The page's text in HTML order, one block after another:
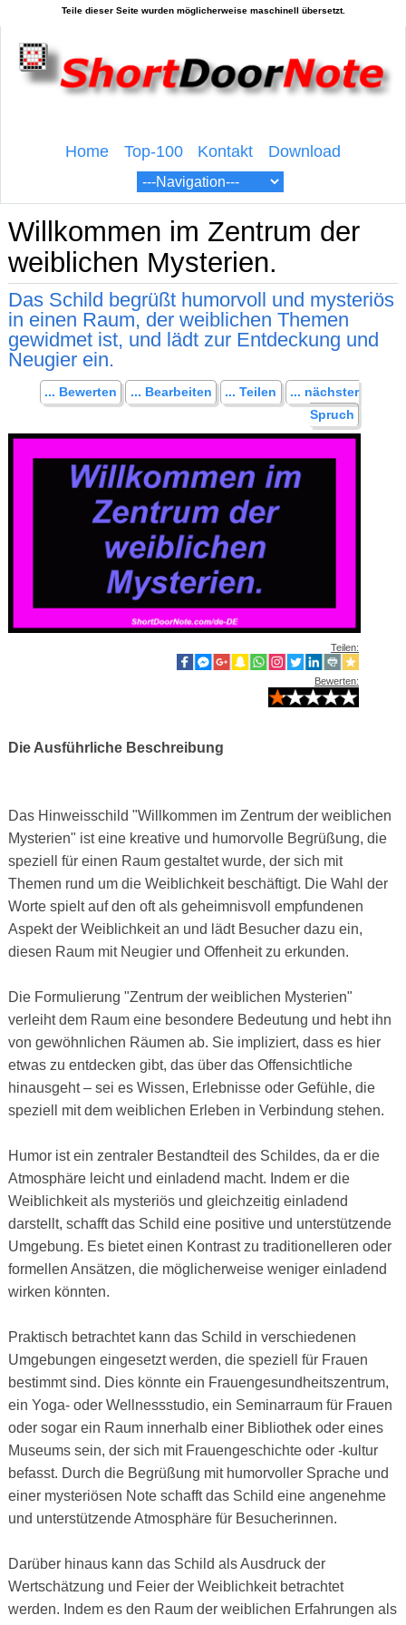
Home Top-100 Kontakt Download
Willkommen im Zentrum der
weiblichen Mysterien.
Das Schild begrüßt humorvoll und mysteriös
in einen Raum, der weiblichen Themen
gewidmet ist, und lädt zur Entdeckung und
Neugier ein.
... Bewerten ... Bearbeiten ... Teilen
... nächster
Spruch
Teilen:
Bewerten:
Die Ausführliche Beschreibung
Das Hinweisschild "Willkommen im Zentrum der weiblichen
Mysterien" ist eine kreative und humorvolle Begrüßung, die
speziell für einen Raum gestaltet wurde, der sich mit
Themen rund um die Weiblichkeit beschäftigt. Die Wahl der
Worte spielt auf den oft als geheimnisvoll empfundenen
Aspekt der Weiblichkeit an und lädt Besucher dazu ein,
diesen Raum mit Neugier und Offenheit zu erkunden.
Die Formulierung "Zentrum der weiblichen Mysterien"
verleiht dem Raum eine besondere Bedeutung und hebt ihn
von gewöhnlichen Räumen ab. Sie impliziert, dass es hier
etwas zu entdecken gibt, das über das Offensichtliche
hinausgeht – sei es Wissen, Erlebnisse oder Gefühle, die
speziell mit dem weiblichen Erleben in Verbindung stehen.
Humor ist ein zentraler Bestandteil des Schildes, da er die
Atmosphäre leicht und einladend macht. Indem er die
Weiblichkeit als mysteriös und gleichzeitig einladend
darstellt, schafft das Schild eine positive und unterstützende
Umgebung. Es bietet einen Kontrast zu traditionelleren oder
formellen Ansätzen, die möglicherweise weniger einladend
wirken könnten.
Praktisch betrachtet kann das Schild in verschiedenen
Umgebungen eingesetzt werden, die speziell für Frauen
bestimmt sind. Dies könnte ein Frauengesundheitszentrum,
ein Yoga- oder Wellnessstudio, ein Seminarraum für Frauen
oder sogar ein Raum innerhalb einer Bibliothek oder eines
Museums sein, der sich mit Frauengeschichte oder -kultur
befasst. Durch die Begrüßung mit humorvoller Sprache und
einer mysteriösen Note schafft das Schild eine angenehme
und unterstützende Atmosphäre für Besucherinnen.
Darüber hinaus kann das Schild als Ausdruck der
Wertschätzung und Feier der Weiblichkeit betrachtet
werden. Indem es den Raum der weiblichen Erfahrungen als